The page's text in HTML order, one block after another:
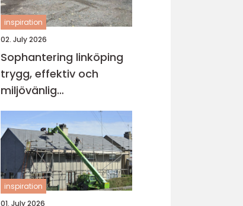
inspiration
02. July 2026
Sophantering linköping
trygg, effektiv och
miljövänlig
avfallshantering
inspiration
01. July 2026